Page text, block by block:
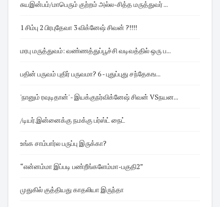
சுயஇன்பம்/மாபெரும் குற்றம் அல்ல -சித்த மருத்துவர் ...
1 சிம்பு 2 பிரபுதேவா 3 விக்னேஷ் சிவன் ?!!!!
மரபு மருத்துவம்: வண்ணத்துப்பூச்சி வடிவத்தில் ஒரு ப...
பதின் பருவம் புதிர் பருவமா? 6 - புதுப்புது சந்தேகங...
'நானும் ரவுடிதான்' - இயக்குநர்விக்னேஷ் சிவன் VSநயன...
/டியர்.இன்னைக்கு நமக்கு பர்ஸ்ட் நைட்
உங்க சாம்பார்ல பருப்பு இருக்கா?
“என்னம்மா இப்படி பண்றீங்களேம்மா-பகுதி2”
முதுகில் குத்தியது காதலியா இருந்தா